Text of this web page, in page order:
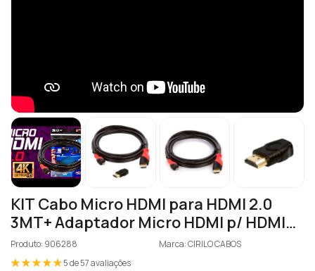
KIT Cabo Micro HDMI para HDMI 2.0
3MT+ Adaptador Micro HDMI p/ HDMI
Macho
Produto: 906288
Marca: CIRILO CABOS
5 de 57 avaliações